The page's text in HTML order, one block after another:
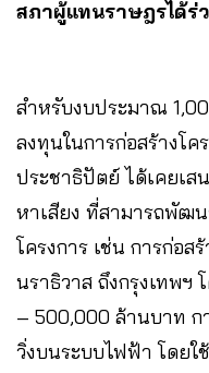
สภาผู้แทนราษฎรได้
สำหรับงบประมาณ
ลงทุนในการก่อสร้างโ
ประชาธิปัตย์ ได้เคยเส
หาเสียง ที่สามารถพัฒ
โครงการ เช่น การก่อส
นราธิวาส ถึงกรุงเทพฯ
– 500,000 ล้านบาท ก
วิ่งบนระบบไฟฟ้า โดยใ